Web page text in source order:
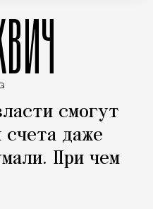
смогут
счета даже
При чем